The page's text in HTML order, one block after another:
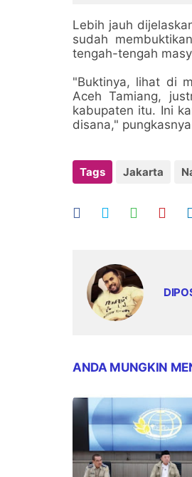
Lebih jauh
sudah
tengah-tengah
"Buktinya, lihat di
Aceh Tamiang,
kabupaten itu. Ini
disana,"
Tags Jakarta
ANDA MUNGKIN